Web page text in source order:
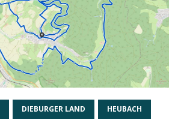
DIEBURGER LAND HEUBACH